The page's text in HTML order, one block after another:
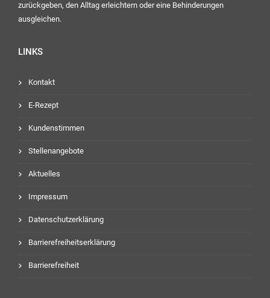
zurückgeben, den Alltag erleichtern oder eine Behinderungen
ausgleichen.
LINKS
Kontakt
E-Rezept
Kundenstimmen
Stellenangebote
Aktuelles
Impressum
Datenschutzerklärung
Barrierefreiheitserklärung
Barrierefreiheit